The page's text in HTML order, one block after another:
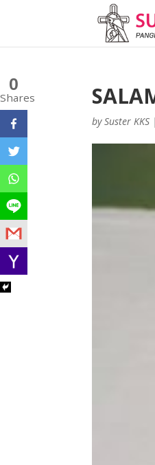
bySuster KKS |
0
Shares